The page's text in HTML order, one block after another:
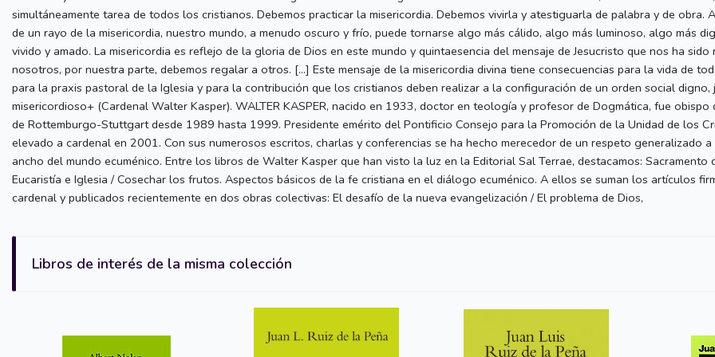
simultáneamente tarea de todos los cristianos. Debemos practicar la misericordia. Debemos vivirla y atestiguarla de palabra y de obra.
de un rayo de la misericordia, nuestro mundo, a menudo oscuro y frío, puede tornarse algo más cálido, algo más luminoso, algo más
vivido y amado. La misericordia es reflejo de la gloria de Dios en este mundo y quintaesencia del mensaje de Jesucristo que nos ha
nosotros, por nuestra parte, debemos regalar a otros. [...] Este mensaje de la misericordia divina tiene consecuencias para la vida de
para la praxis pastoral de la Iglesia y para la contribución que los cristianos deben realizar a la configuración de un orden social digno,
misericordioso+ (Cardenal Walter Kasper). WALTER KASPER, nacido en 1933, doctor en teología y profesor de Dogmática, fue obispo
de Rottemburgo-Stuttgart desde 1989 hasta 1999. Presidente emérito del Pontificio Consejo para la Promoción de la Unidad de los
elevado a cardenal en 2001. Con sus numerosos escritos, charlas y conferencias se ha hecho merecedor de un respeto generalizado
ancho del mundo ecuménico. Entre los libros de Walter Kasper que han visto la luz en la Editorial Sal Terrae, destacamos: Sacramento
Eucaristía e Iglesia / Cosechar los frutos. Aspectos básicos de la fe cristiana en el diálogo ecuménico. A ellos se suman los artículos
cardenal y publicados recientemente en dos obras colectivas: El desafío de la nueva evangelización / El problema de Dios,
Libros de interés de la misma colección